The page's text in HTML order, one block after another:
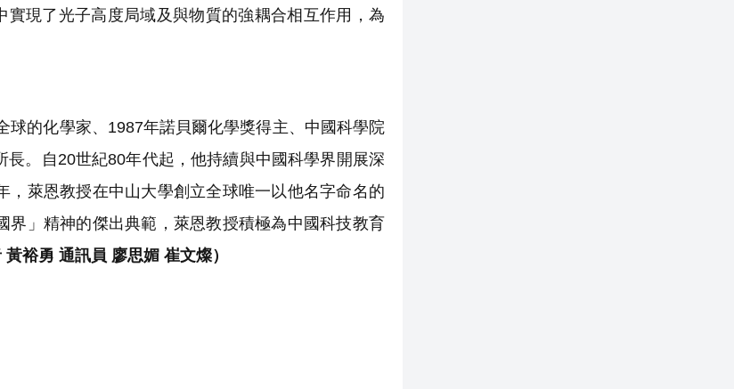
現了光子高度局域及與物質的強耦合相互作用，為
的化學家、1987年諾貝爾化學獎得主、中國科學院
。自20世紀80年代起，他持續與中國科學界開展深
萊恩教授在中山大學創立全球唯一以他名字命名的
界」精神的傑出典範，萊恩教授積極為中國科技教育
黃裕勇 通訊員 廖思媚 崔文燦）